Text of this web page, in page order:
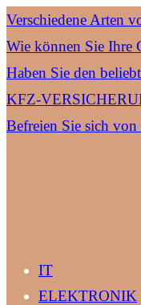
Verschiedene Arten
Wie können Sie Ihre
Haben Sie den
KFZ-
Befreien Sie sich
IT
ELEKTRONIK